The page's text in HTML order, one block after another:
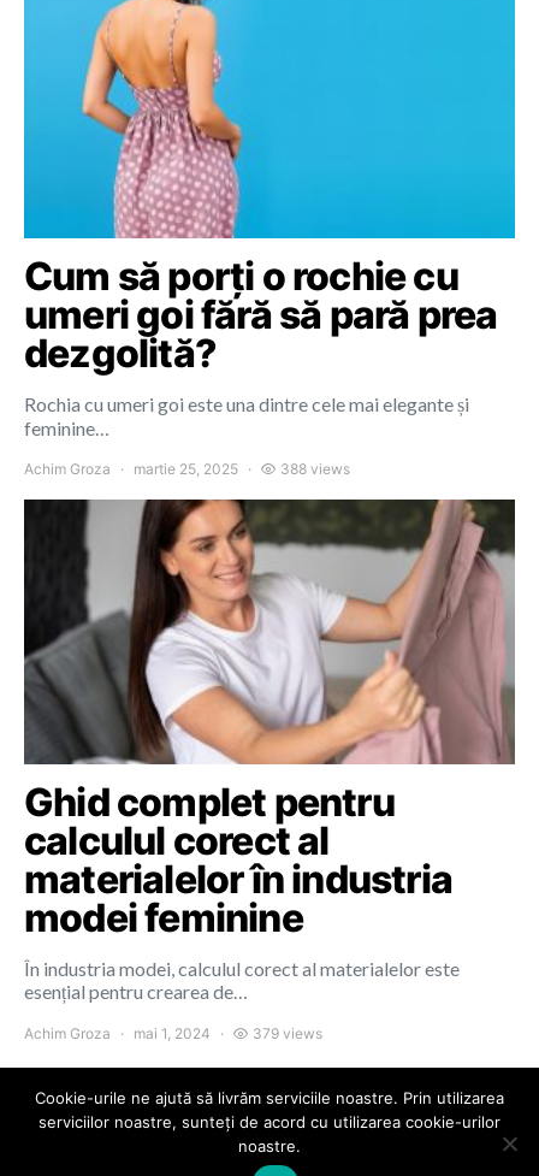
Cum să porți o rochie cu
umeri goi fără să pară prea
dezgolită?
Rochia cu umeri goi este una dintre cele mai elegante și
feminine…
Achim Groza martie 25, 2025 388 views
Ghid complet pentru
calculul corect al
materialelor în industria
modei feminine
În industria modei, calculul corect al materialelor este
esențial pentru crearea de…
Achim Groza mai 1, 2024 379 views
Colours of Cluj
Cookie-urile ne ajută să livrăm serviciile noastre. Prin utilizarea
serviciilor noastre, sunteți de acord cu utilizarea cookie-urilor
noastre.